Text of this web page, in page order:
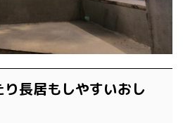
長居もしやすいおし